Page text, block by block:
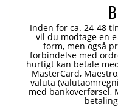
Inden for ca. 24-48
vil du modtage en
form, men også
forbindelse med
hurtigt kan betale
MasterCard,
valuta
med bankoverførsel,